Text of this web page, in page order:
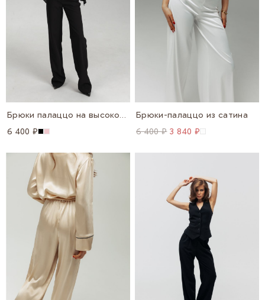
Брюки палаццо на высокой посадке
6 400 ₽
Брюки-палаццо из сатина
6 400 ₽ 3 840 ₽